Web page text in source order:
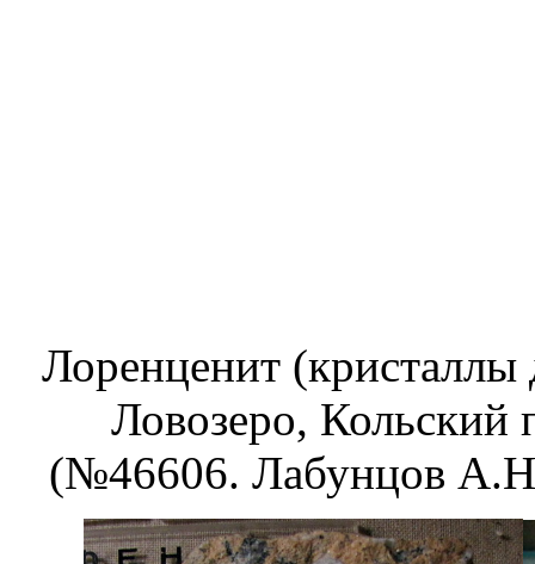
Лоренценит (кристаллы
Ловозеро, Кольский
(№46606. Лабунцов